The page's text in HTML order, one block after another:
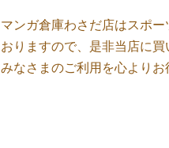
マンガ倉庫わさだ店はスポ
おりますので、是非当店に買
みなさまのご利用を心よりお